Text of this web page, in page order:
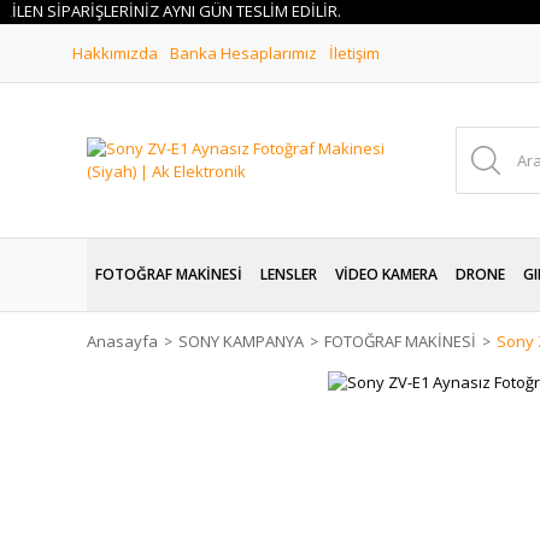
AYNI GÜN TESLİM EDİLİR.
Hakkımızda
Banka Hesaplarımız İletişim
FOTOĞRAF MAKİNESİ LENSLER VİDEO KAMERA DRONE
Anasayfa SONY KAMPANYA FOTOĞRAF MAKİNESİ Sony